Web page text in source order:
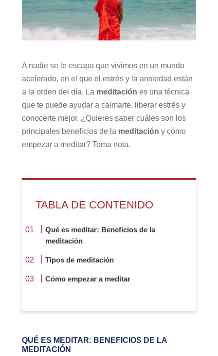
A nadie se le escapa que vivimos en un mundo
acelerado, en el que el estrés y la ansiedad están
a la orden del día. La meditación es una técnica
que te puede ayudar a calmarte, liberar estrés y
conocerte mejor. ¿Quieres saber cuáles son los
principales beneficios de la meditación y cómo
empezar a meditar? Toma nota.
TABLA DE CONTENIDO
Qué es meditar: Beneficios de la
meditación
Tipos de meditación
Cómo empezar a meditar
QUÉ ES MEDITAR: BENEFICIOS DE LA
MEDITACIÓN